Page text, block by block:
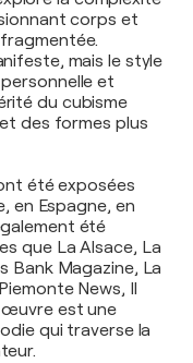
corps et
mais le style
et
du cubisme
des formes plus
été exposées
en Espagne, en
été
que La Alsace, La
Bank Magazine, La
News, Il
œuvre est une
qui traverse la